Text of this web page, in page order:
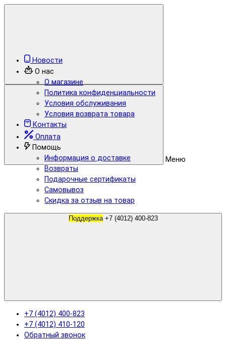
Меню
Новости
О нас
О магазине
Политика конфиденциальности
Условия обслуживания
Условия возврата товара
Контакты
Оплата
Помощь
Информация о доставке
Возвраты
Подарочные сертификаты
Самовывоз
Скидка за отзыв на товар
Поддержка +7 (4012) 400-823
+7 (4012) 400-823
+7 (4012) 410-120
Обратный звонок